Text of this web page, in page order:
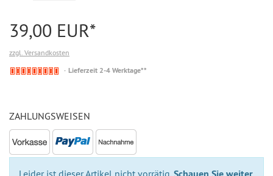
39,00 EUR*
zzgl. Versandkosten
Nicht
Lieferzeit 2-4 Werktage**
ZAHLUNGSWEISEN
Leider ist dieser Artikel nicht vorrätig.